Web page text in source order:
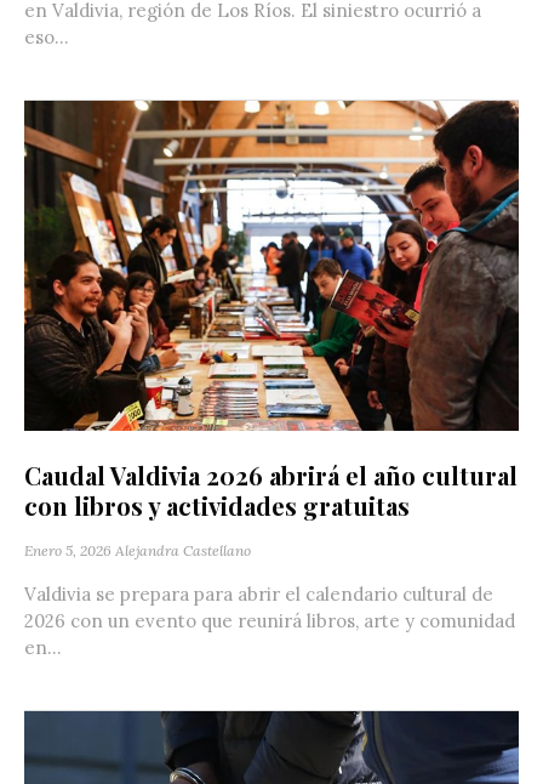
en Valdivia, región de Los Ríos. El siniestro ocurrió a
eso...
Caudal Valdivia 2026 abrirá el año cultural
con libros y actividades gratuitas
Enero 5, 2026 Alejandra Castellano
Valdivia se prepara para abrir el calendario cultural de
2026 con un evento que reunirá libros, arte y comunidad
en...